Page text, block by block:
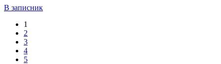
В записник
1
2
3
4
5